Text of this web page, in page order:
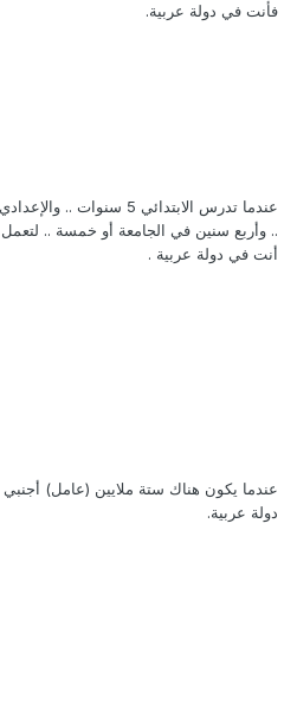
فأنت في دولة عربية.
.. وأربع سنين في الجامعة أو خمسة ..
أنت في دولة عربية .
عندما يكون هناك ستة ملايين (عامل) أجنبي
دولة عربية.